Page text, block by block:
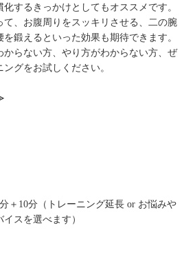
するきっかけとしてもオススメです。
て、お腹周りをスッキリさせる、二の腕
鍛えるといった効果も期待できます。
からない方、やり方がわからない方、ぜ
グをお試しください。
＋10分（トレーニング延長 or お悩みや
スを選べます）